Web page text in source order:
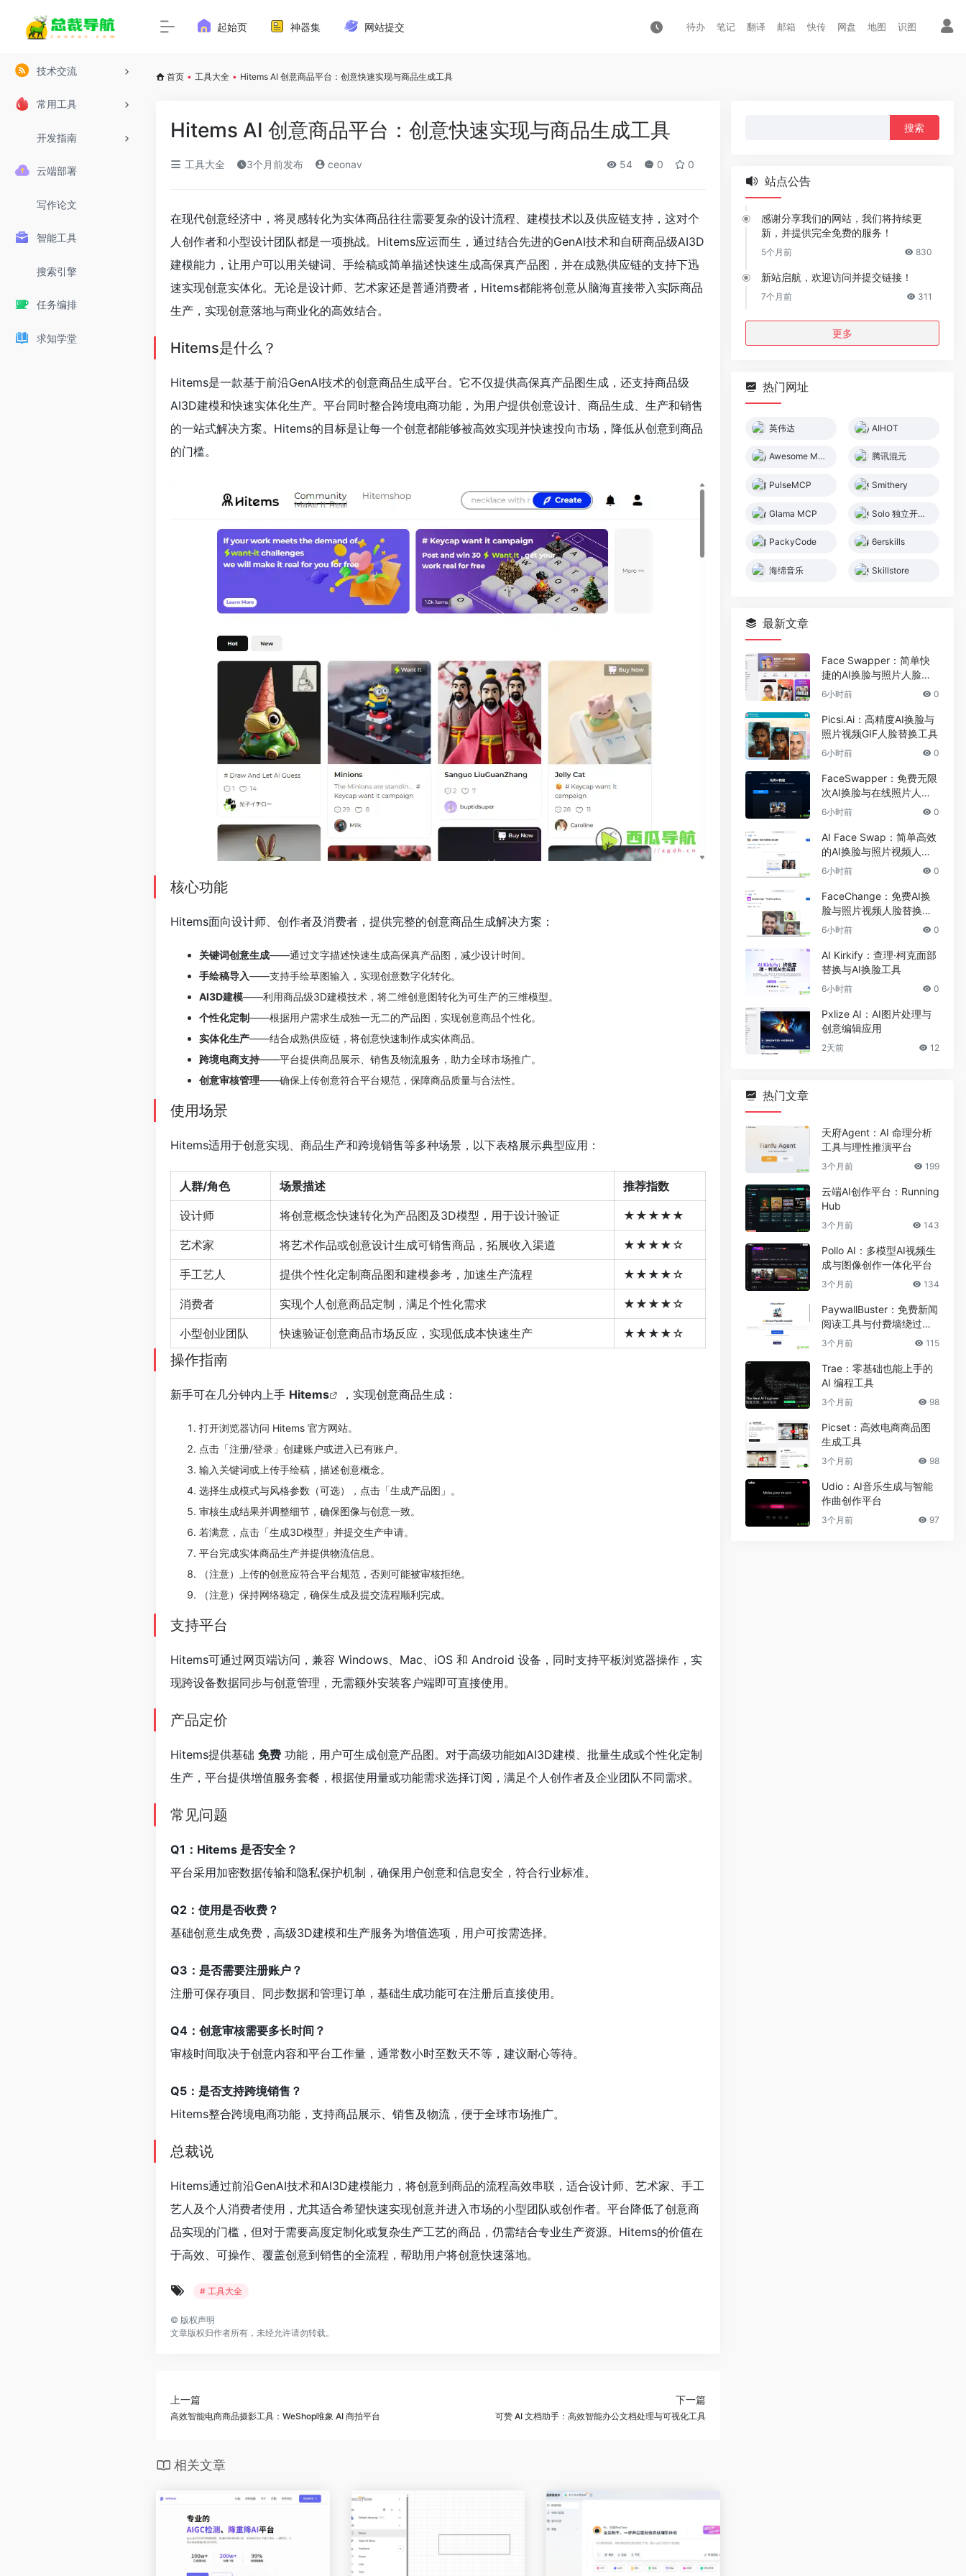
技术交流
常用工具
开发指南
云端部署
写作论文
智能工具
搜索引擎
任务编排
求知学堂
起始页 神器集 网站提交 待办 笔记 翻译 邮箱 快传 网盘 地图 识图
首页 • 工具大全 • Hitems AI 创意商品平台：创意快速实现与商品生成工具
Hitems AI 创意商品平台：创意快速实现与商品生成工具
工具大全 3个月前发布 ceonav 54 0 0
在现代创意经济中，将灵感转化为实体商品往往需要复杂的设计流程、建模技术以及供应链支持，这对个
人创作者和小型设计团队都是一项挑战。Hitems应运而生，通过结合先进的GenAI技术和自研商品级AI3D
建模能力，让用户可以用关键词、手绘稿或简单描述快速生成高保真产品图，并在成熟供应链的支持下迅
速实现创意实体化。无论是设计师、艺术家还是普通消费者，Hitems都能将创意从脑海直接带入实际商品
生产，实现创意落地与商业化的高效结合。
Hitems是什么？
Hitems是一款基于前沿GenAI技术的创意商品生成平台。它不仅提供高保真产品图生成，还支持商品级
AI3D建模和快速实体化生产。平台同时整合跨境电商功能，为用户提供创意设计、商品生成、生产和销售
的一站式解决方案。Hitems的目标是让每一个创意都能够被高效实现并快速投向市场，降低从创意到商品
的门槛。
核心功能
Hitems面向设计师、创作者及消费者，提供完整的创意商品生成解决方案：
关键词创意生成——通过文字描述快速生成高保真产品图，减少设计时间。
手绘稿导入——支持手绘草图输入，实现创意数字化转化。
AI3D建模——利用商品级3D建模技术，将二维创意图转化为可生产的三维模型。
个性化定制——根据用户需求生成独一无二的产品图，实现创意商品个性化。
实体化生产——结合成熟供应链，将创意快速制作成实体商品。
跨境电商支持——平台提供商品展示、销售及物流服务，助力全球市场推广。
创意审核管理——确保上传创意符合平台规范，保障商品质量与合法性。
使用场景
Hitems适用于创意实现、商品生产和跨境销售等多种场景，以下表格展示典型应用：
人群/角色 场景描述 推荐指数
设计师 将创意概念快速转化为产品图及3D模型，用于设计验证 ★★★★★
艺术家 将艺术作品或创意设计生成可销售商品，拓展收入渠道 ★★★★☆
手工艺人 提供个性化定制商品图和建模参考，加速生产流程 ★★★★☆
消费者 实现个人创意商品定制，满足个性化需求 ★★★★☆
小型创业团队 快速验证创意商品市场反应，实现低成本快速生产 ★★★★☆
操作指南
新手可在几分钟内上手 Hitems ，实现创意商品生成：
打开浏览器访问 Hitems 官方网站。
点击「注册/登录」创建账户或进入已有账户。
输入关键词或上传手绘稿，描述创意概念。
选择生成模式与风格参数（可选），点击「生成产品图」。
审核生成结果并调整细节，确保图像与创意一致。
若满意，点击「生成3D模型」并提交生产申请。
平台完成实体商品生产并提供物流信息。
（注意）上传的创意应符合平台规范，否则可能被审核拒绝。
（注意）保持网络稳定，确保生成及提交流程顺利完成。
支持平台
Hitems可通过网页端访问，兼容 Windows、Mac、iOS 和 Android 设备，同时支持平板浏览器操作，实
现跨设备数据同步与创意管理，无需额外安装客户端即可直接使用。
产品定价
Hitems提供基础 免费 功能，用户可生成创意产品图。对于高级功能如AI3D建模、批量生成或个性化定制
生产，平台提供增值服务套餐，根据使用量或功能需求选择订阅，满足个人创作者及企业团队不同需求。
常见问题
Q1：Hitems 是否安全？
平台采用加密数据传输和隐私保护机制，确保用户创意和信息安全，符合行业标准。
Q2：使用是否收费？
基础创意生成免费，高级3D建模和生产服务为增值选项，用户可按需选择。
Q3：是否需要注册账户？
注册可保存项目、同步数据和管理订单，基础生成功能可在注册后直接使用。
Q4：创意审核需要多长时间？
审核时间取决于创意内容和平台工作量，通常数小时至数天不等，建议耐心等待。
Q5：是否支持跨境销售？
Hitems整合跨境电商功能，支持商品展示、销售及物流，便于全球市场推广。
总裁说
Hitems通过前沿GenAI技术和AI3D建模能力，将创意到商品的流程高效串联，适合设计师、艺术家、手工
艺人及个人消费者使用，尤其适合希望快速实现创意并进入市场的小型团队或创作者。平台降低了创意商
品实现的门槛，但对于需要高度定制化或复杂生产工艺的商品，仍需结合专业生产资源。Hitems的价值在
于高效、可操作、覆盖创意到销售的全流程，帮助用户将创意快速落地。
# 工具大全
© 版权声明
文章版权归作者所有，未经允许请勿转载。
上一篇
高效智能电商商品摄影工具：WeShop唯象 AI 商拍平台
下一篇
可赞 AI 文档助手：高效智能办公文档处理与可视化工具
相关文章
站点公告
感谢分享我们的网站，我们将持续更
新，并提供完全免费的服务！
5个月前 830
新站启航，欢迎访问并提交链接！
7个月前 311
更多
热门网址
英伟达 AIHOT
Awesome MCP Servers 腾讯混元
PulseMCP Smithery
Glama MCP Solo 独立开发者社区
PackyCode 6erskills
海绵音乐 Skillstore
最新文章
Face Swapper：简单快
捷的AI换脸与照片人脸编
辑应用
6小时前 0
Picsi.Ai：高精度AI换脸与
照片视频GIF人脸替换工具
6小时前 0
FaceSwapper：免费无限
次AI换脸与在线照片人脸
替换工具
6小时前 0
AI Face Swap：简单高效
的AI换脸与照片视频人脸
替换工具
6小时前 0
FaceChange：免费AI换
脸与照片视频人脸替换工
具
6小时前 0
AI Kirkify：查理·柯克面部
替换与AI换脸工具
6小时前 0
Pxlize AI：AI图片处理与
创意编辑应用
2天前 12
热门文章
天府Agent：AI 命理分析
工具与理性推演平台
3个月前 199
云端AI创作平台：Running
Hub
3个月前 143
Pollo AI：多模型AI视频生
成与图像创作一体化平台
3个月前 134
PaywallBuster：免费新闻
阅读工具与付费墙绕过助
手
3个月前 115
Trae：零基础也能上手的
AI 编程工具
3个月前 98
Picset：高效电商商品图
生成工具
3个月前 98
Udio：AI音乐生成与智能
作曲创作平台
3个月前 97